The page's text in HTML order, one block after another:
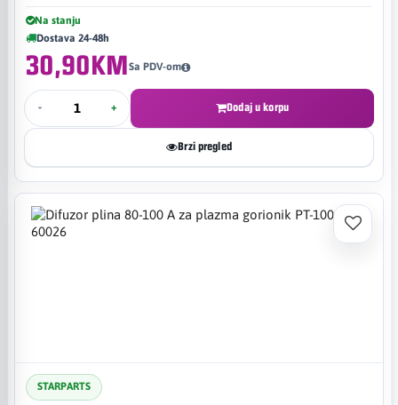
Na stanju
Dostava 24-48h
30,90KMSa PDV-om
- + Dodaj u korpu
Brzi pregled
STARPARTS